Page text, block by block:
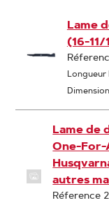
Lame
(16-11/
Longueur
Lame de
One-For-
autres
Réference